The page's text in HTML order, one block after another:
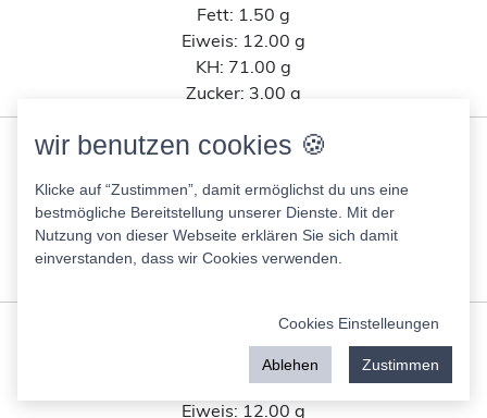
Fett: 1.50 g
Eiweis: 12.00 g
KH: 71.00 g
Zucker: 3.00 g
Das ungesüßte Müsli Schoko
Fett:5.60 g
Eiweis:12.00 g
KH:60.00 g
Like Chicken Burger
228.00 Kcal
11.00 g
Eiweis: 12.00 g
wir benutzen cookies 🍪
Klicke auf “Zustimmen”, damit ermöglichst du uns eine
bestmögliche Bereitstellung unserer Dienste. Mit der
Nutzung von dieser Webseite erklären Sie sich damit
einverstanden, dass wir Cookies verwenden.
Cookies Einstelleungen
Ablehen Zustimmen